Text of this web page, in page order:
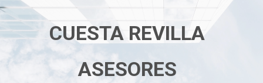
CUESTA REVILLA
ASESORES